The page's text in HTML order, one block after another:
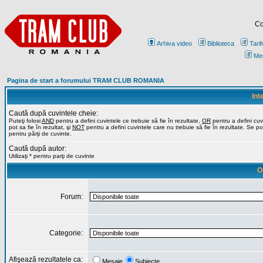
Arhiva video Biblioteca
Pagina de start a forumului TRAM CLUB ROMANIA
Caută după cuvintele cheie:
Puteţi folosiAND pentru a defini cuvintele ce trebuie să fie în rezultate, OR pentru a defini
pot sa fie în rezultat, şi NOT pentru a defini cuvintele care nu trebuie să fie în rezultate. Se
pentru părţi de cuvinte.
Caută după autor:
Utilizaţi * pentru parţi de cuvinte
Forum:
Categorie:
Afişează rezultatele ca: Mesaje Subiecte